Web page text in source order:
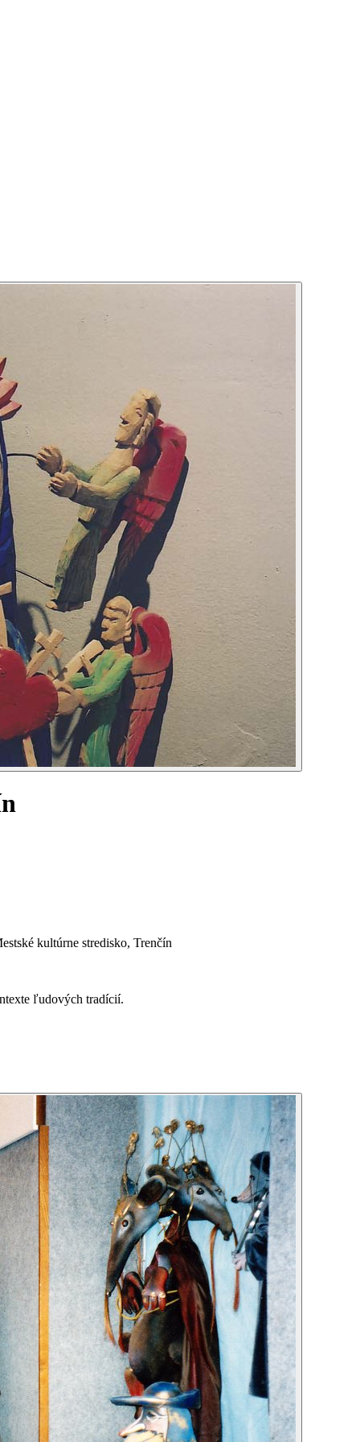
kultúrne stredisko, Trenčín
ľudových tradícií.